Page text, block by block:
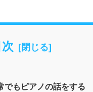
次
でもピアノの話をする